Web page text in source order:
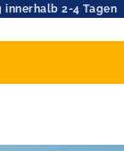
innerhalb 2-4 Tagen